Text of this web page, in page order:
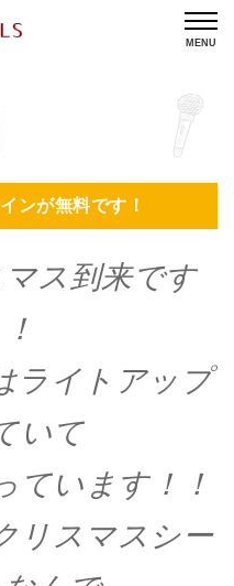
MENU
ンが無料です！
ス到来です
ライトアップ
いて
ています！！
リスマスシー